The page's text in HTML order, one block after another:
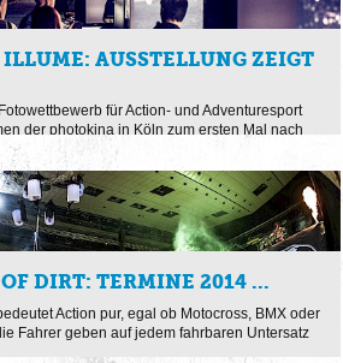
ILLUME: AUSSTELLUNG ZEIGT
für Action- und Adventuresport
der photokina in Köln zum ersten Mal nach
Bilder des Wettbewerbes sind ...
DIRT: TERMINE 2014 ...
Action pur, egal ob Motocross, BMX oder
Fahrer geben auf jedem fahrbaren Untersatz